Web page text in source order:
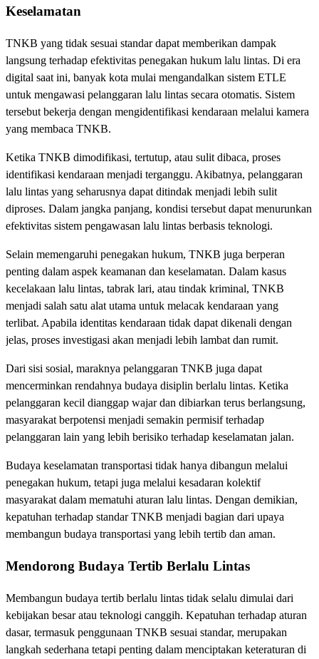
Keselamatan
TNKB yang tidak sesuai standar dapat memberikan dampak
langsung terhadap efektivitas penegakan hukum lalu lintas. Di era
digital saat ini, banyak kota mulai mengandalkan sistem ETLE
untuk mengawasi pelanggaran lalu lintas secara otomatis. Sistem
tersebut bekerja dengan mengidentifikasi kendaraan melalui kamera
yang membaca TNKB.
Ketika TNKB dimodifikasi, tertutup, atau sulit dibaca, proses
identifikasi kendaraan menjadi terganggu. Akibatnya, pelanggaran
lalu lintas yang seharusnya dapat ditindak menjadi lebih sulit
diproses. Dalam jangka panjang, kondisi tersebut dapat menurunkan
efektivitas sistem pengawasan lalu lintas berbasis teknologi.
Selain memengaruhi penegakan hukum, TNKB juga berperan
penting dalam aspek keamanan dan keselamatan. Dalam kasus
kecelakaan lalu lintas, tabrak lari, atau tindak kriminal, TNKB
menjadi salah satu alat utama untuk melacak kendaraan yang
terlibat. Apabila identitas kendaraan tidak dapat dikenali dengan
jelas, proses investigasi akan menjadi lebih lambat dan rumit.
Dari sisi sosial, maraknya pelanggaran TNKB juga dapat
mencerminkan rendahnya budaya disiplin berlalu lintas. Ketika
pelanggaran kecil dianggap wajar dan dibiarkan terus berlangsung,
masyarakat berpotensi menjadi semakin permisif terhadap
pelanggaran lain yang lebih berisiko terhadap keselamatan jalan.
Budaya keselamatan transportasi tidak hanya dibangun melalui
penegakan hukum, tetapi juga melalui kesadaran kolektif
masyarakat dalam mematuhi aturan lalu lintas. Dengan demikian,
kepatuhan terhadap standar TNKB menjadi bagian dari upaya
membangun budaya transportasi yang lebih tertib dan aman.
Mendorong Budaya Tertib Berlalu Lintas
Membangun budaya tertib berlalu lintas tidak selalu dimulai dari
kebijakan besar atau teknologi canggih. Kepatuhan terhadap aturan
dasar, termasuk penggunaan TNKB sesuai standar, merupakan
langkah sederhana tetapi penting dalam menciptakan keteraturan di